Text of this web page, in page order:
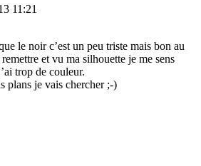
11:21
le noir c’est un peu triste mais bon au
et vu ma silhouette je me sens
trop de couleur.
plans je vais chercher ;-)